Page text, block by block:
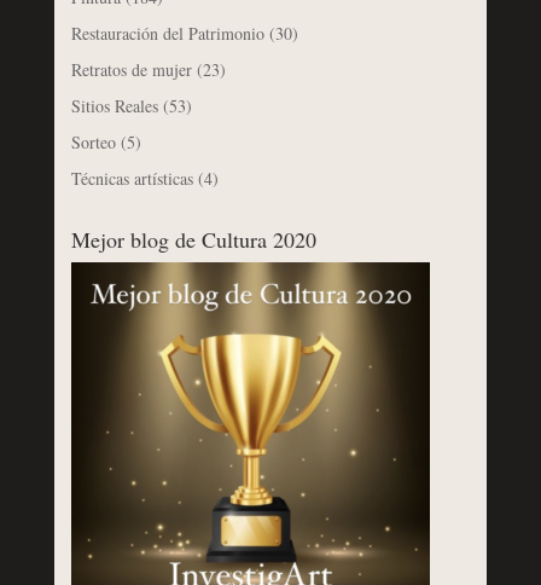
Restauración del Patrimonio(30)
Retratos de mujer(23)
Sitios Reales(53)
Sorteo(5)
Técnicas artísticas(4)
Mejor blog de Cultura 2020